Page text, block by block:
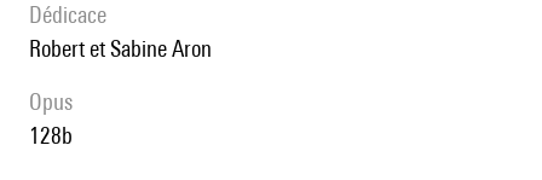
Dédicace
Robert et Sabine Aron
Opus
128b